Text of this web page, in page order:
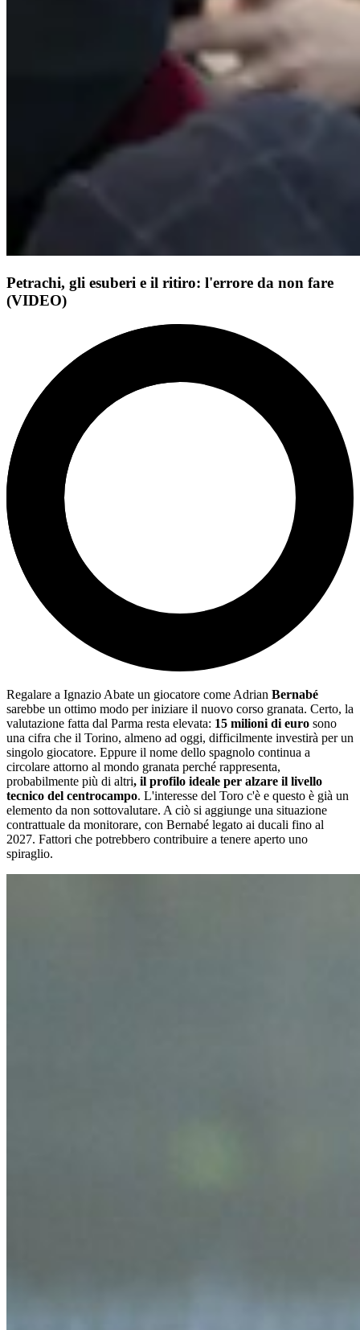
Petrachi, gli esuberi e il ritiro: l'errore da non fare
(VIDEO)
Regalare a Ignazio Abate un giocatore come Adrian Bernabé
sarebbe un ottimo modo per iniziare il nuovo corso granata. Certo, la
valutazione fatta dal Parma resta elevata: 15 milioni di euro sono
una cifra che il Torino, almeno ad oggi, difficilmente investirà per un
singolo giocatore. Eppure il nome dello spagnolo continua a
circolare attorno al mondo granata perché rappresenta,
probabilmente più di altri, il profilo ideale per alzare il livello
tecnico del centrocampo. L'interesse del Toro c'è e questo è già un
elemento da non sottovalutare. A ciò si aggiunge una situazione
contrattuale da monitorare, con Bernabé legato ai ducali fino al
2027. Fattori che potrebbero contribuire a tenere aperto uno
spiraglio.